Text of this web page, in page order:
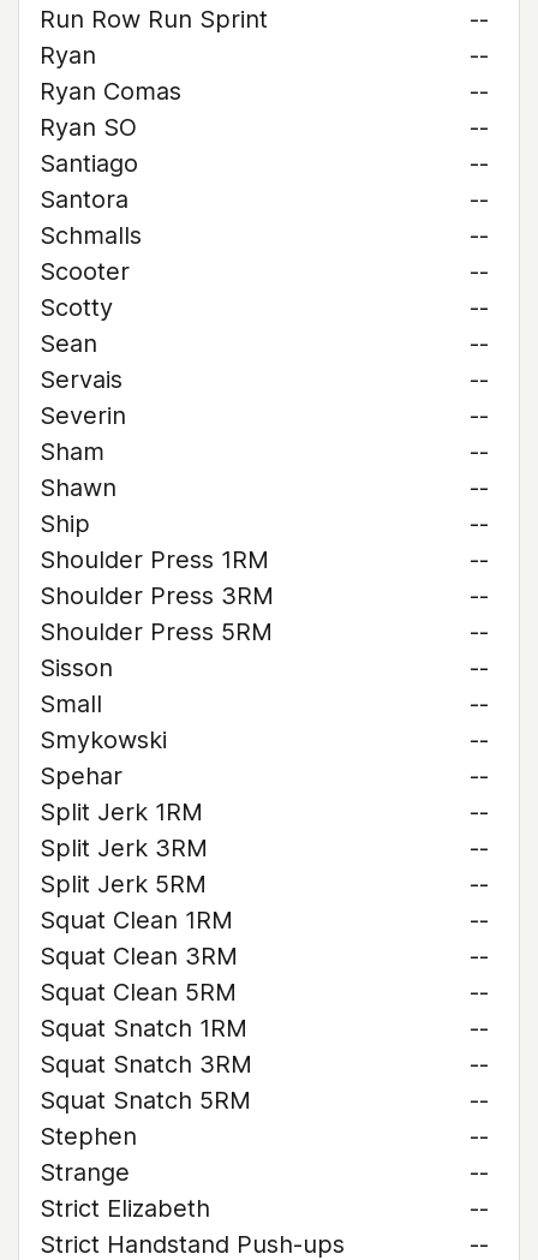
Run Row Run Sprint
--
Ryan
--
Ryan Comas
--
Ryan SO
--
Santiago
--
Santora
--
Schmalls
--
Scooter
--
Scotty
--
Sean
--
Servais
--
Severin
--
Sham
--
Shawn
--
Ship
--
Shoulder Press 1RM
--
Shoulder Press 3RM
--
Shoulder Press 5RM
--
Sisson
--
Small
--
Smykowski
--
Spehar
--
Split Jerk 1RM
--
Split Jerk 3RM
--
Split Jerk 5RM
--
Squat Clean 1RM
--
Squat Clean 3RM
--
Squat Clean 5RM
--
Squat Snatch 1RM
--
Squat Snatch 3RM
--
Squat Snatch 5RM
--
Stephen
--
Strange
--
Strict Elizabeth
--
Strict Handstand Push-ups
--